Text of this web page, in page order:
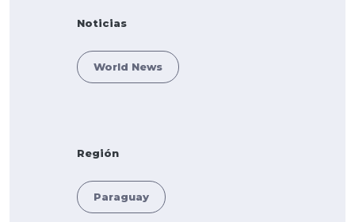
Noticias
World News
Región
Paraguay